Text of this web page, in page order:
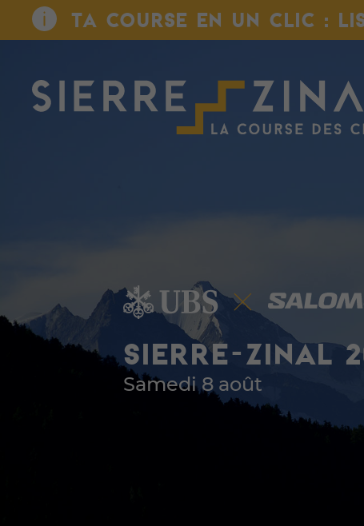
TA COURSE EN UN CLIC :
SIERRE-ZINAL
Samedi 8 août